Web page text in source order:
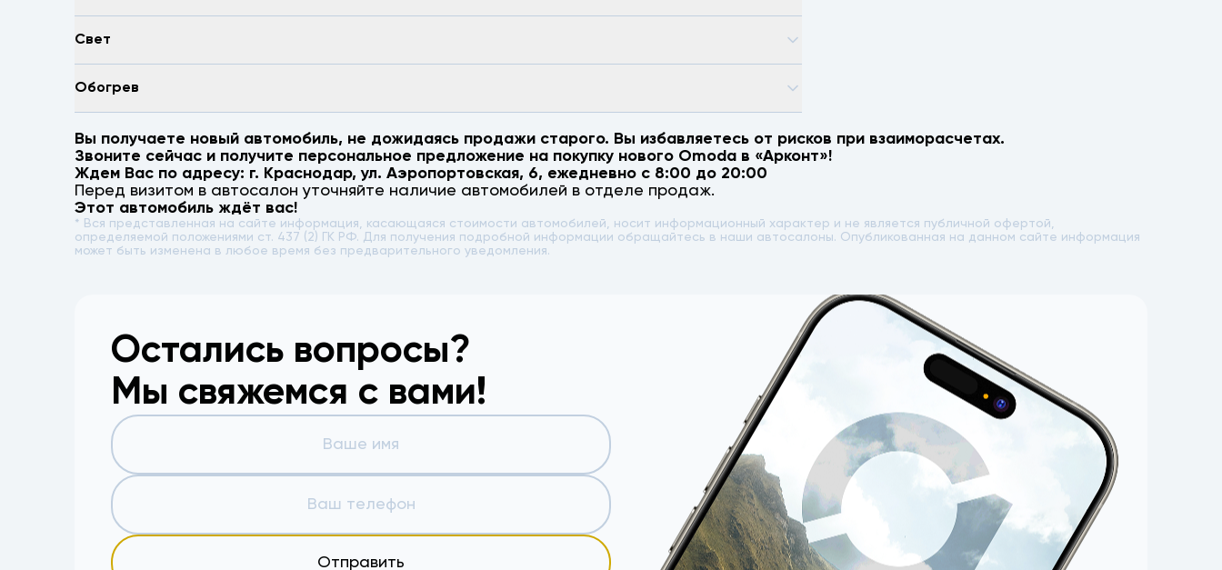
Свет
Обогрев
Вы получаете новый автомобиль, не дожидаясь продажи старого. Вы избавляетесь от рисков при взаиморасчетах.
Звоните сейчас и получите персональное предложение на покупку нового Omoda в «Арконт»!
Ждем Вас по адресу: г. Краснодар,ул. Аэропортовская, 6, ежедневно с 8:00 до 20:00
Перед визитом в автосалон уточняйте наличие автомобилей в отделе продаж.
Этот автомобиль ждёт вас!
* Вся представленная на сайте информация, касающаяся стоимости автомобилей, носит информационный характер и не является публичной офертой,
определяемой положениями ст. 437 (2) ГК РФ. Для получения подробной информации обращайтесь в наши автосалоны. Опубликованная на данном сайте информация
может быть изменена в любое время без предварительного уведомления.
Остались вопросы?
Мы свяжемся с вами!
Отправить